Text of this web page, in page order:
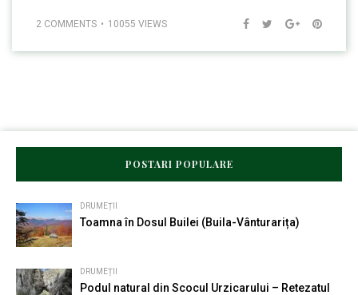
2 COMMENTS 10055 VIEWS
POSTARI POPULARE
DRUMEȚII
Toamna în Dosul Builei (Buila-Vânturarița)
DRUMEȚII
Podul natural din Scocul Urzicarului – Retezatul